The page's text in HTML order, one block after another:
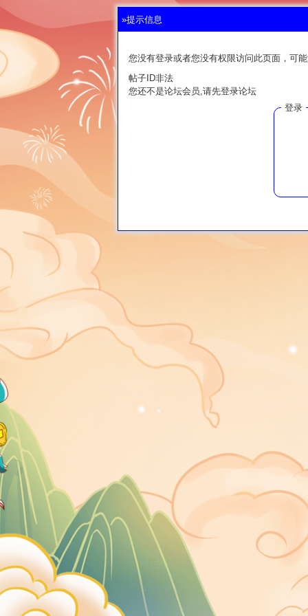
»提示信息
您没有登录或者您没有权限访问此页面，可
帖子ID非法
您还不是论坛会员,请先登录论坛
登录